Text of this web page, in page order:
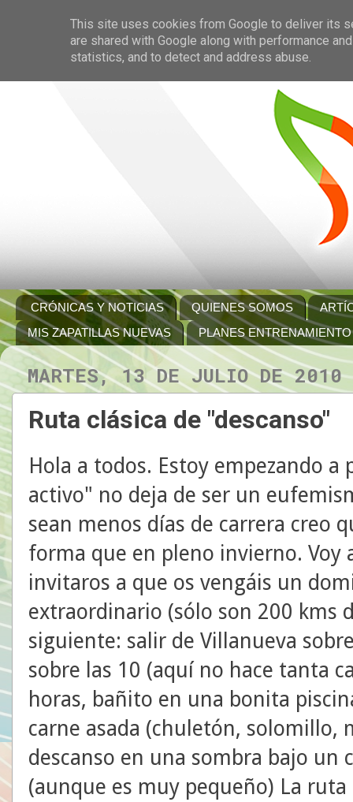
CRÓNICAS Y NOTICIAS QUIENES SOMOS
MIS ZAPATILLAS NUEVAS
PLANES ENTRENAMIENTO
MARTES, 13 DE JULIO DE 2010
Ruta clásica de "descanso"
Hola a todos. Estoy empezando a
activo" no deja de ser un
sean menos días de carrera creo
forma que en pleno invierno. Voy
invitaros a que os vengáis un
extraordinario (sólo son 200 kms
siguiente: salir de Villanueva
sobre las 10 (aquí no hace tanta
horas, bañito en una bonita
carne asada (chuletón, solomillo,
descanso en una sombra bajo
(aunque es muy pequeño) La
This site uses cookies from Google to deliver its
are shared with Google along with performance
statistics, and to detect and address abuse.